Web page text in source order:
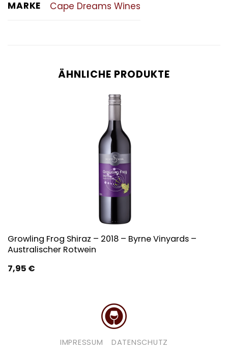
MARKE Cape Dreams Wines
ÄHNLICHE PRODUKTE
Growling Frog Shiraz – 2018 – Byrne Vinyards –
Australischer Rotwein
7,95 €
IMPRESSUM DATENSCHUTZ